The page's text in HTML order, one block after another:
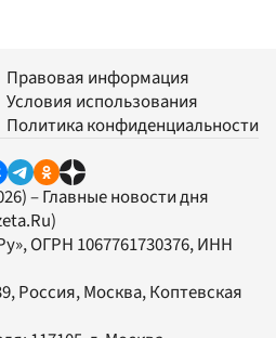
Правовая информация
Условия использования
Политика конфиденциальности
– Главные новости дня
, ОГРН 1067761730376, ИНН
Россия, Москва, Коптевская